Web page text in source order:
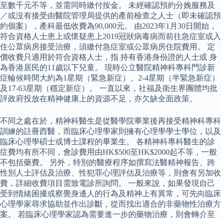
至數千元不等，並需同時繳付按金。 未經確認預約分娩服務及
／或沒有接受由醫院管理局提供的產前檢查之人士（即未確認預
約個案），產科最低收費為90,000元。 由2023年1月30日開始，
符合資格人士患上或懷疑患上2019冠狀病毒病而前往急症室或入
住公眾病房接受治療，須繳付急症室或公眾病房住院費用。 定
價收費只適用於符合資格人士，指 持有香港身份證的人士或 身
為香港居民的11歲以下兒童。 現時公立醫院精神科專科門診新
症輪候時間大約為1星期（緊急新症）、2-4星期（半緊急新症）
及17-63星期（穩定新症）。 一直以來，社福及衛生界團體均批
評政府投放在精神健康上的資源不足，亦欠缺全面政策。
不同之處在於，精神科醫生是從醫學院畢業後再接受精神科專科
訓練的註冊西醫，而臨床心理學家則擁有心理學學士學位，以及
臨床心理學碩士或博士課程的畢業生。 各精神科專科醫生的診
症費均有所不同，會診費用由HK$500至HK$2000起不等，一般
不包括藥費。 另外，特別的醫療程序如撰寫法醫精神報告、跨
性別人士評估及治療、性犯罪心理評估及治療等，則會有另加收
費，詳細收費項目需致電診所詢問。 一般來說，如果發現自己
受到情緒困擾或察覺身邊人的行為及精神上有異常，可先向臨床
心理學家尋求協助並作出診斷，從而找出適合的非藥物性治療方
案。 若臨床心理學家認為需要進一步的藥物治療，則會轉介至